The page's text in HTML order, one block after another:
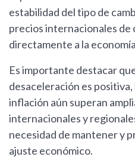
estabilidad del tipo de
precios internacionales
directamente a la
Es importante destacar
desaceleración es
inflación aún superan
internacionales y
necesidad de mantener y
ajuste económico.